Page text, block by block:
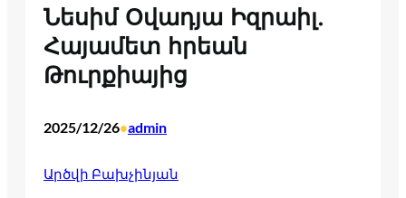
Նեսիմ Օվադյա Իզրաիլ.
Հայամետ հրեան
Թուրքիայից
2025/12/26•admin
Արծվի Բախչինյան